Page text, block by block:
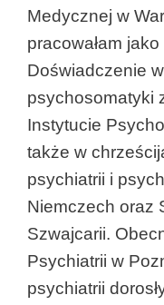
Medycznej w
pracowałam
Doświadczenie
psychosomatyki
Instytucie
także w
psychiatrii i
Niemczech oraz
Szwajcarii.
Psychiatrii w
psychiatrii